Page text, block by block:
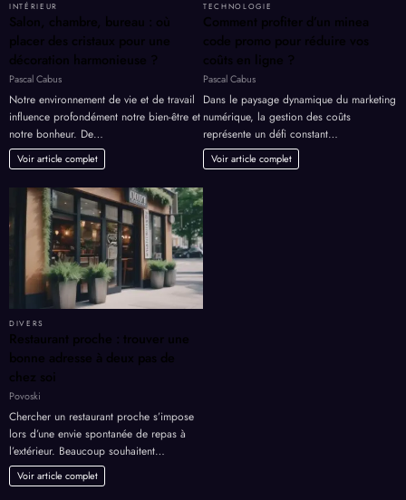
INTÉRIEUR
Salon, chambre, bureau : où
placer des cristaux pour une
décoration harmonieuse ?
Pascal Cabus
Notre environnement de vie et de travail
influence profondément notre bien-être et
notre bonheur. De…
Voir article complet
TECHNOLOGIE
Comment profiter d’un minea
code promo pour réduire vos
coûts en ligne ?
Pascal Cabus
Dans le paysage dynamique du marketing
numérique, la gestion des coûts
représente un défi constant…
Voir article complet
DIVERS
Restaurant proche : trouver une
bonne adresse à deux pas de
chez soi
Povoski
Chercher un restaurant proche s’impose
lors d’une envie spontanée de repas à
l’extérieur. Beaucoup souhaitent…
Voir article complet